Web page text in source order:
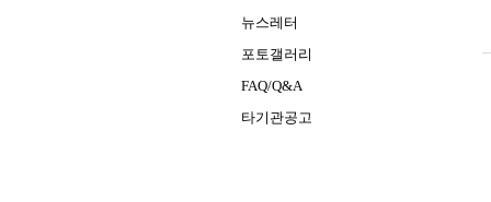
뉴스레터
포토갤러리
FAQ/Q&A
타기관공고